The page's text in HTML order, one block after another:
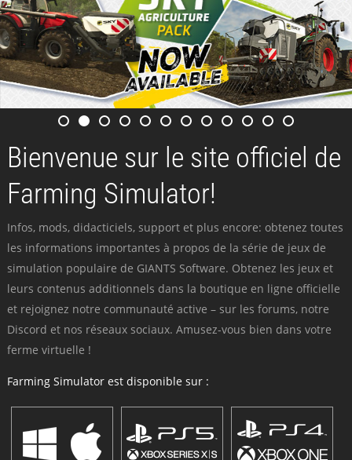
Bienvenue sur le site officiel de
Farming Simulator!
Infos, mods, didacticiels, support et plus encore: obtenez toutes
les informations importantes à propos de la série de jeux de
simulation populaire de GIANTS Software. Obtenez les jeux et
leurs contenus additionnels dans la boutique en ligne officielle
et rejoignez notre communauté active – sur les forums, notre
Discord et nos réseaux sociaux. Amusez-vous bien dans votre
ferme virtuelle !
Farming Simulator est disponible sur :